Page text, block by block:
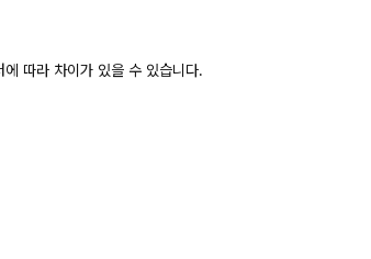
따라 차이가 있을 수 있습니다.